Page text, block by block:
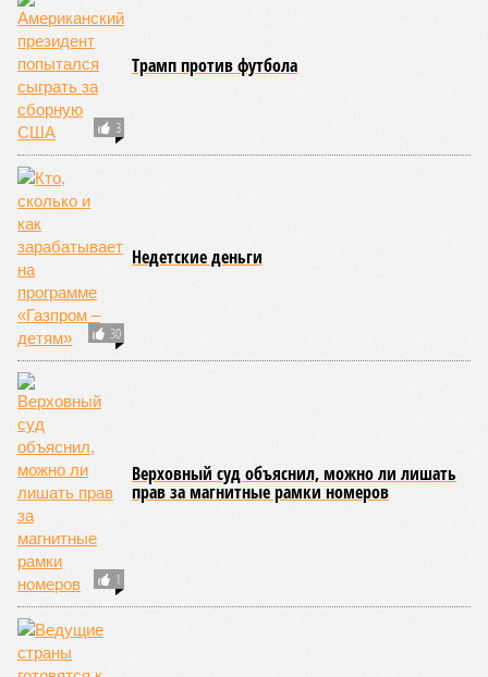
акт, хоть в хрестоматию вставляй». «Теракты стали
происходить пугающе часто,
Алексей Живов. –Все последние назначения в военном
руководстве украинского режима свидетельствуют, что
Киев будет использовать террор как своё главное
оружие».
«Звание Героев России Сергуну с Коробовым (да и их сменщику
Игорю Костюкову) присвоили вовсе не за крымскую операцию,
как пишут украинские СМИ, а за то, что они вернули военной
разведке её прямое предназначение. Генералы Сергун и Коробов
– ценой собственных жизней». Объяснять надо, о чём идёт речь?
Самое поразительное, что в Киеве этого и не думают
скрывать. «Советник офиса Зеленского Михаил Подоляк
пришёл в эфир немецкого вещателя DW объяснять,
почему украинские дроны жгут склады в России,
делится наблюдениями военкор
объяснил, что к чему.«Непосредственные удары по
огромному количеству людей, которые вне политики и
которые просто зарабатывают деньги, сразу лишают
их всего, лишают перспектив»
удары по НПЗ не дают нужного эффекта, не бьют
непосредственно по интересам мирных людей. Косвенно-то
задевают – очереди за бензином, неопределённость, этого
не отнять. А вот склады с ширпотребом – другое дело.
смотришь и наслаждаешься тем, что твой бизнес